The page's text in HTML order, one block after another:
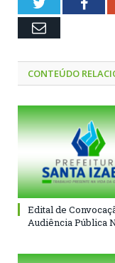
Twitter
Email
CONTEÚDO
Edital de
Audiência Pública